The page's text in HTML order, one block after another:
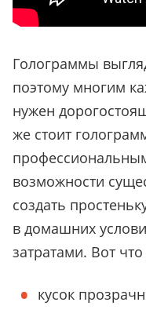
Голограммы
поэтому многим
нужен
же стоит
возможности
создать
в домашних
затратами. Вот
кусок